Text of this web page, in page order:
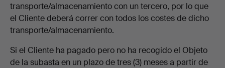
transporte/almacenamiento con un tercero, por lo que
el Cliente deberá correr con todos los costes de dicho
transporte/almacenamiento.
Si el Cliente ha pagado pero no ha recogido el Objeto
de la subasta en un plazo de tres (3) meses a partir de